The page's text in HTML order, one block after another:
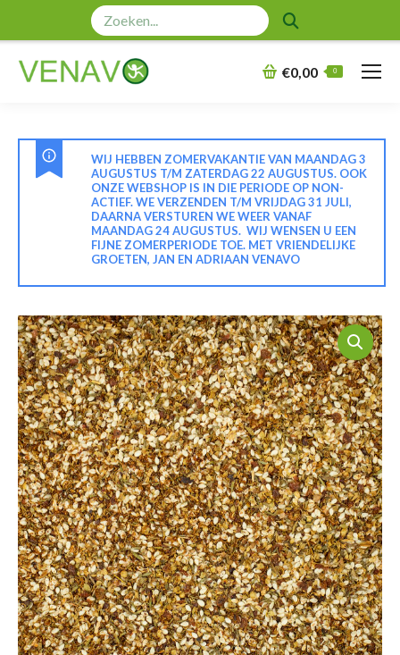
Zoeken:
€0,00 0
WIJ HEBBEN ZOMERVAKANTIE VAN MAANDAG 3
AUGUSTUS T/M ZATERDAG 22 AUGUSTUS. OOK
ONZE WEBSHOP IS IN DIE PERIODE OP NON-
ACTIEF. WE VERZENDEN T/M VRIJDAG 31 JULI,
DAARNA VERSTUREN WE WEER VANAF
MAANDAG 24 AUGUSTUS. WIJ WENSEN U EEN
FIJNE ZOMERPERIODE TOE. MET VRIENDELIJKE
GROETEN, JAN EN ADRIAAN VENAVO